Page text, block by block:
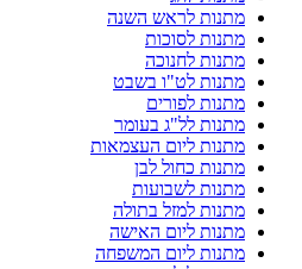
מתנות לראש השנה
מתנות לסוכות
מתנות לחנוכה
מתנות לט"ו בשבט
מתנות לפורים
מתנות לל"ג בעומר
מתנות ליום העצמאות
מתנות כחול לבן
מתנות לשבועות
מתנות למזל בתולה
מתנות ליום האישה
מתנות ליום המשפחה